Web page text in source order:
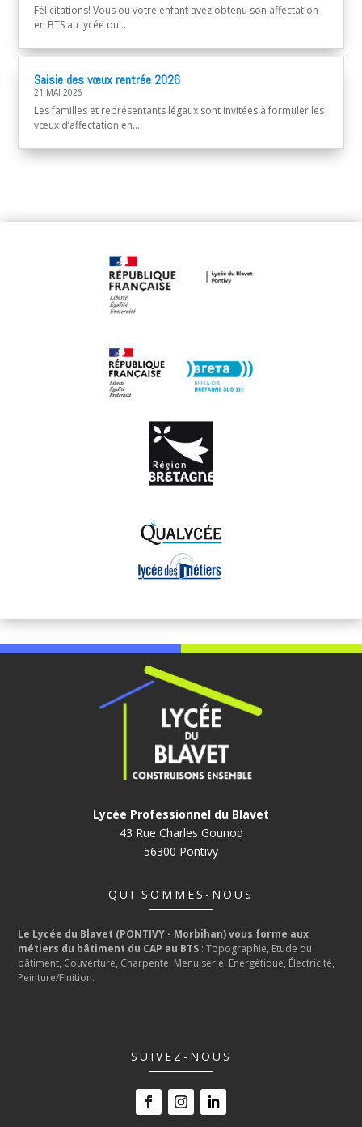
Félicitations! Vous ou votre enfant avez obtenu son affectation
en BTS au lycée du...
Saisie des vœux rentrée 2026
21 MAI 2026
Les familles et représentants légaux sont invitées à formuler les
vœux d’affectation en...
Lycée Professionnel du Blavet
43 Rue Charles Gounod
56300 Pontivy
QUI SOMMES-NOUS
Le Lycée du Blavet (PONTIVY - Morbihan) vous forme aux
métiers du bâtiment du CAP au BTS : Topographie, Etude du
bâtiment, Couverture, Charpente, Menuiserie, Energétique, Électricité,
Peinture/Finition.
SUIVEZ-NOUS